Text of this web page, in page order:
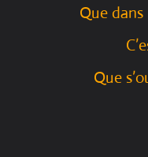
Que dans
Que